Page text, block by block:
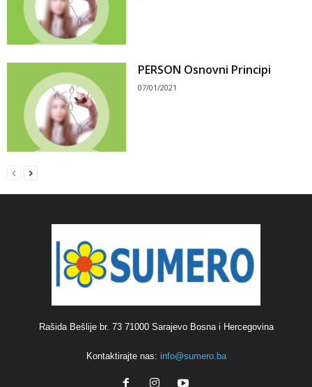
PERSON Osnovni Principi
07/01/2021
Rašida Bešlije br. 73 71000 Sarajevo Bosna i Hercegovina
Kontaktirajte nas: info@sumero.ba